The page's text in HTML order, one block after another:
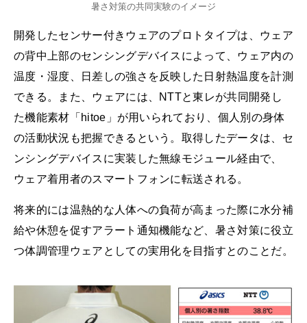
暑さ対策の共同実験のイメージ
開発したセンサー付きウェアのプロトタイプは、ウェア
の背中上部のセンシングデバイスによって、ウェア内の
温度・湿度、日差しの強さを反映した日射熱温度を計測
できる。また、ウェアには、NTTと東レが共同開発し
た機能素材「hitoe」が用いられており、個人別の身体
の活動状況も把握できるという。取得したデータは、セ
ンシングデバイスに実装した無線モジュール経由で、
ウェア着用者のスマートフォンに転送される。
将来的には温熱的な人体への負荷が高まった際に水分補
給や休憩を促すアラート通知機能など、暑さ対策に役立
つ体調管理ウェアとしての実用化を目指すとのことだ。